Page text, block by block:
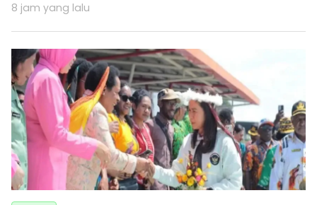
8 jam yang lalu